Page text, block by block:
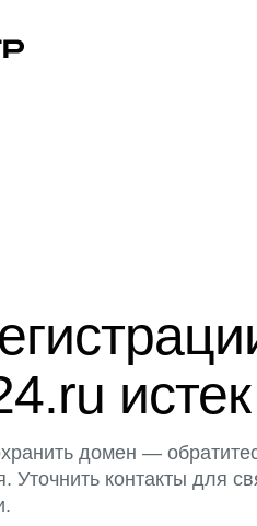
истек
домен —
Уточнить контакты для